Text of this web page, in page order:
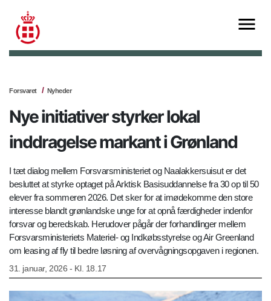
Forsvaret Nyheder
Nye initiativer styrker lokal
inddragelse markant i Grønland
I tæt dialog mellem Forsvarsministeriet og Naalakkersuisut er det
besluttet at styrke optaget på Arktisk Basisuddannelse fra 30 op til 50
elever fra sommeren 2026. Det sker for at imødekomme den store
interesse blandt grønlandske unge for at opnå færdigheder indenfor
forsvar og beredskab. Herudover pågår der forhandlinger mellem
Forsvarsministeriets Materiel- og Indkøbsstyrelse og Air Greenland
om leasing af fly til bedre løsning af overvågningsopgaven i regionen.
31. januar, 2026 - Kl. 18.17